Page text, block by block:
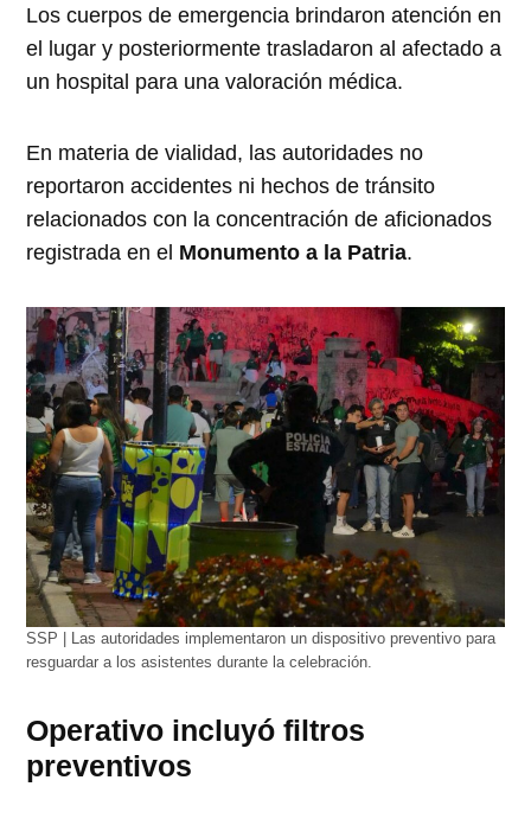
Los cuerpos de emergencia brindaron atención en
el lugar y posteriormente trasladaron al afectado a
un hospital para una valoración médica.
En materia de vialidad, las autoridades no
reportaron accidentes ni hechos de tránsito
relacionados con la concentración de aficionados
registrada en el Monumento a la Patria.
SSP | Las autoridades implementaron un dispositivo preventivo para
resguardar a los asistentes durante la celebración.
Operativo incluyó filtros
preventivos